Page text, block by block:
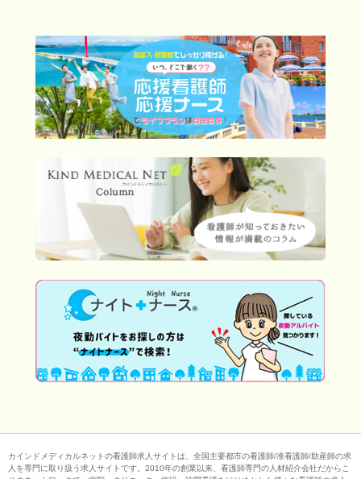
カインドメディカルネットの看護師求人サイトは、全国主要都市の看護師/准看護師/助産師の求
人を専門に取り扱う求人サイトです。2010年の創業以来、看護師専門の人材紹介会社だからこ